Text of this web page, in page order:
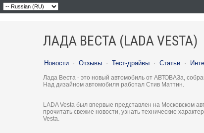
ЛАДА ВЕСТА (LADA VESTA)
Новости · Отзывы · Тест-драйвы · Статьи ·
Лада Веста - это новый автомобиль от АВТОВАЗа,
Над дизайном автомобиля работал Стив Маттин.
LADA Vesta был впервые представлен на Московском
прочитать свежие новости, узнать технические
Vesta.